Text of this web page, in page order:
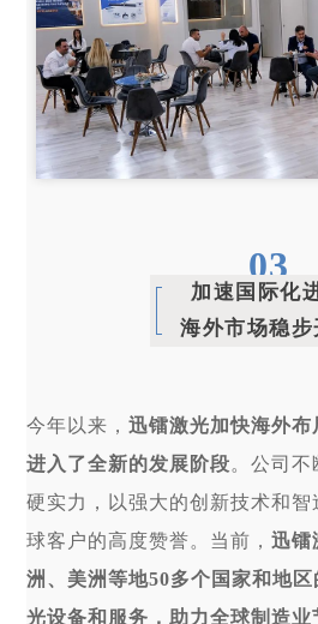
03
加速国际化
海外市场稳步
今年以来，迅镭激光加快海外
进入了全新的发展阶段。公司不
硬实力，以强大的创新技术和
球客户的高度赞誉。当前，迅镭
洲、美洲等地50多个国家和地
光设备和服务，助力全球制造